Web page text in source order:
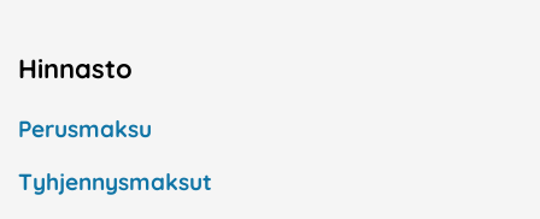
Hinnasto
Perusmaksu
Tyhjennysmaksut